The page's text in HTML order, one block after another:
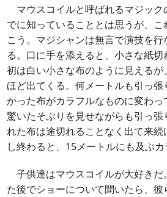
マウスコイルと呼ばれるマジック
でに知っていることとは思うが、
こう。マジシャンは無言で演技を
る。口に手を添えると、小さな紙
初は白い小さな布のように見える
ほど出てくる。何メートルも引っ
かった布がカラフルなものに変わ
驚いたそぶりを見せながらも引っ
れた布は途切れることなく出て来
し終わると、15メートルにも及ぶカ
子供達はマウスコイルが大好き
た後でショーについて聞いたら、